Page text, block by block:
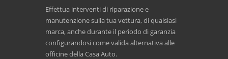
Effettua interventi di riparazione e
manutenzione sulla tua vettura, di qualsiasi
marca, anche durante il periodo di garanzia
configurandosi come valida alternativa alle
officine della Casa Auto.